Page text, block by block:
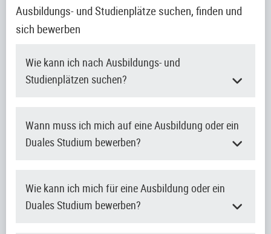
Ausbildungs- und Studienplätze suchen, finden und
sich bewerben
Wie kann ich nach Ausbildungs- und
Studienplätzen suchen?
Wann muss ich mich auf eine Ausbildung oder ein
Duales Studium bewerben?
Wie kann ich mich für eine Ausbildung oder ein
Duales Studium bewerben?